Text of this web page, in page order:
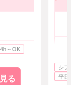
～OK
る
シ
平日